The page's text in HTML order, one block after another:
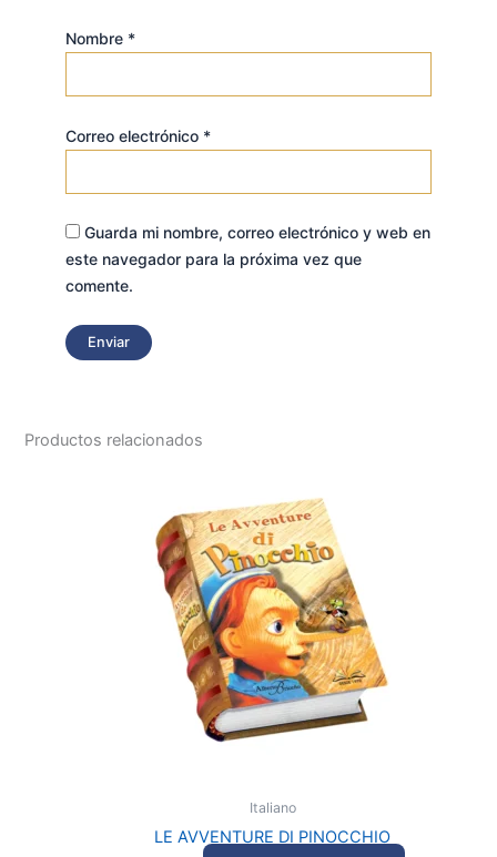
Nombre *
Correo electrónico *
Guarda mi nombre, correo electrónico y web en
este navegador para la próxima vez que
comente.
Productos relacionados
Italiano
LE AVVENTURE DI PINOCCHIO